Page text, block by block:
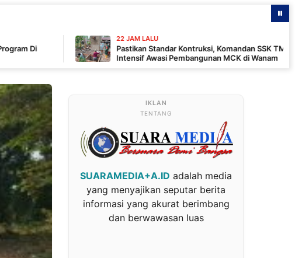
22 JAM LALU
Pastikan Standar Kontruksi, Komandan SSK TMMD 129
Intensif Awasi Pembangunan MCK di Wanam
TENTANG
SUARAMEDIA+A.ID adalah media
yang menyajikan seputar berita
informasi yang akurat berimbang
dan berwawasan luas